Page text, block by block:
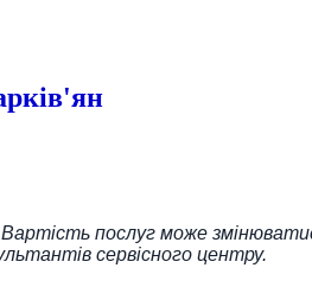
послуг може
сервісного центру.